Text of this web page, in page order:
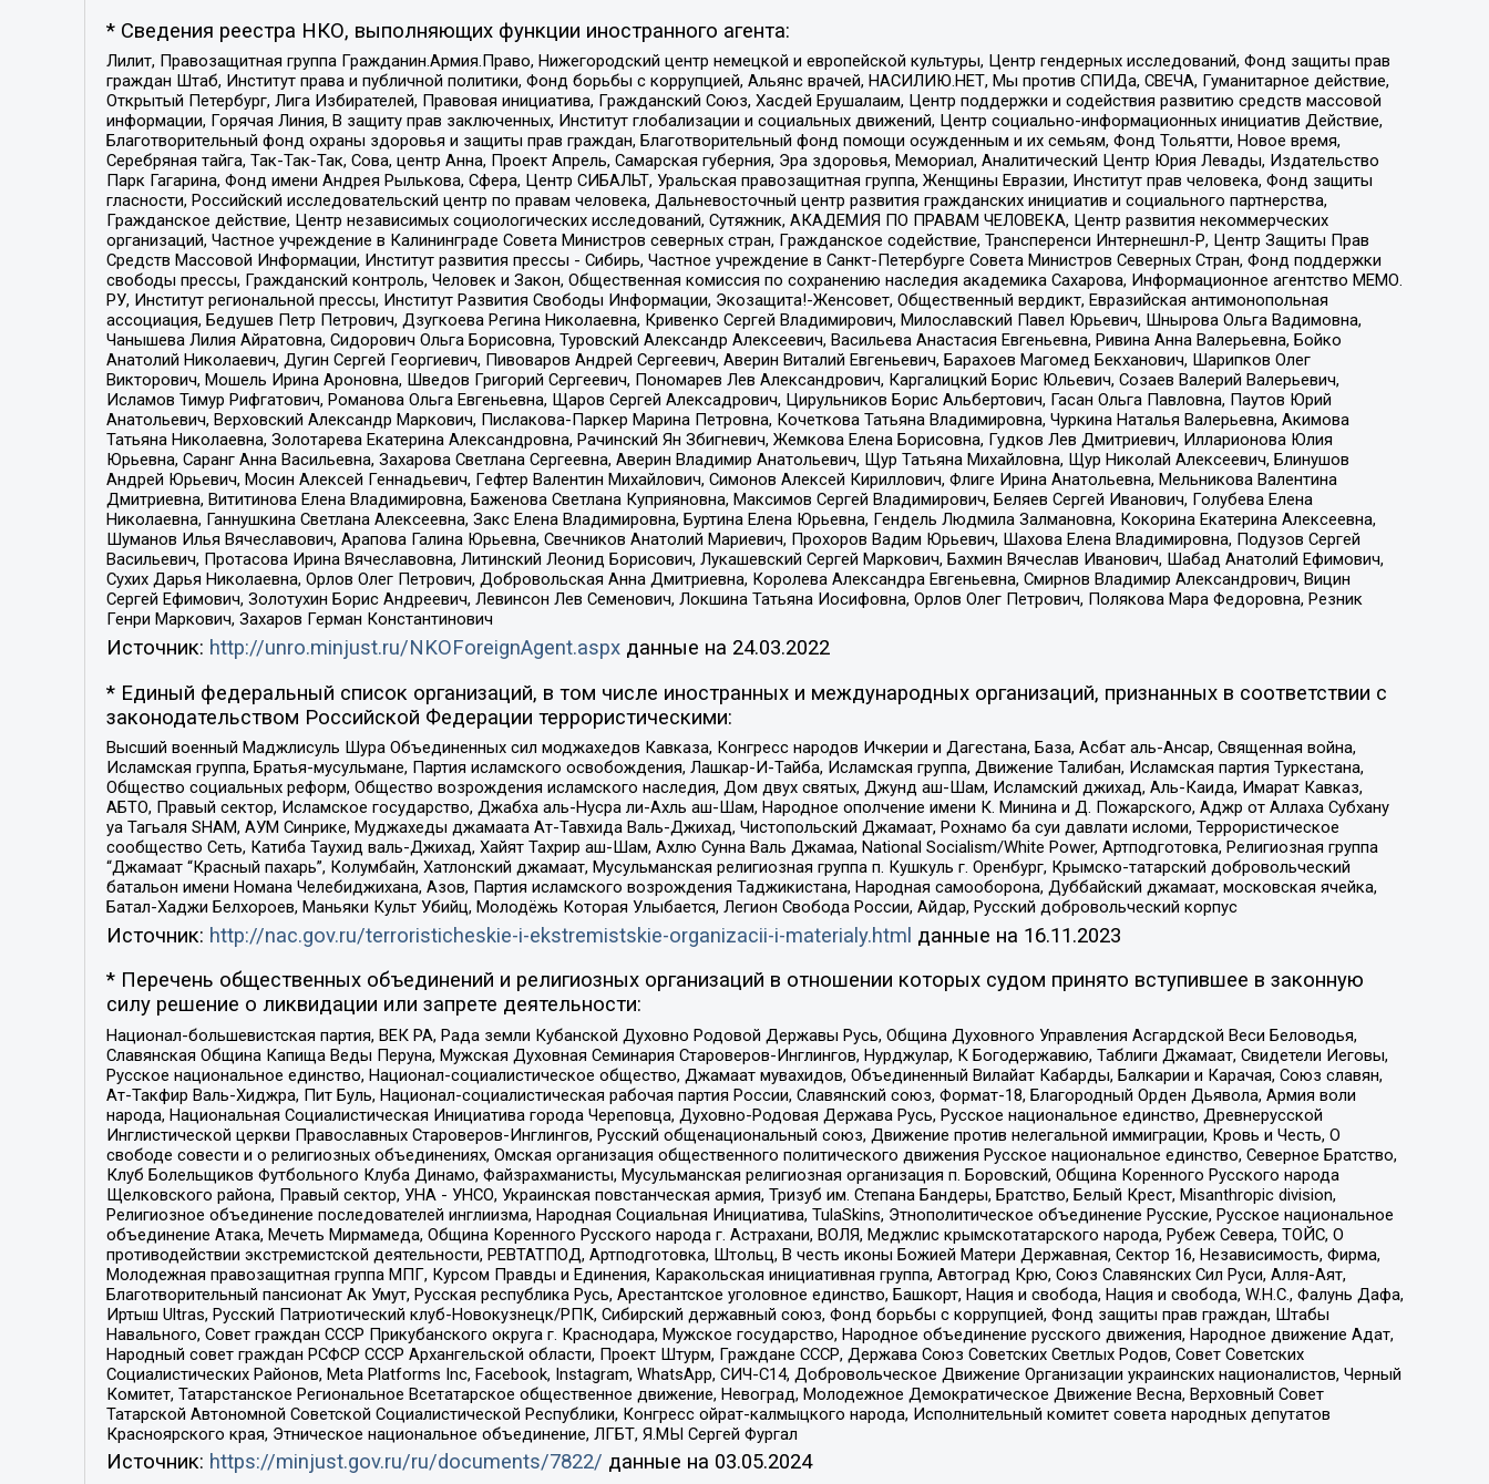
* Сведения реестра НКО, выполняющих функции иностранного агента:
Лилит, Правозащитная группа Гражданин.Армия.Право, Нижегородский центр немецкой и европейской культуры, Центр гендерных исследований, Фонд защиты прав
граждан Штаб, Институт права и публичной политики, Фонд борьбы с коррупцией, Альянс врачей, НАСИЛИЮ.НЕТ, Мы против СПИДа, СВЕЧА, Гуманитарное действие,
Открытый Петербург, Лига Избирателей, Правовая инициатива, Гражданский Союз, Хасдей Ерушалаим, Центр поддержки и содействия развитию средств массовой
информации, Горячая Линия, В защиту прав заключенных, Институт глобализации и социальных движений, Центр социально-информационных инициатив Действие,
Благотворительный фонд охраны здоровья и защиты прав граждан, Благотворительный фонд помощи осужденным и их семьям, Фонд Тольятти, Новое время,
Серебряная тайга, Так-Так-Так, Сова, центр Анна, Проект Апрель, Самарская губерния, Эра здоровья, Мемориал, Аналитический Центр Юрия Левады, Издательство
Парк Гагарина, Фонд имени Андрея Рылькова, Сфера, Центр СИБАЛЬТ, Уральская правозащитная группа, Женщины Евразии, Институт прав человека, Фонд защиты
гласности, Российский исследовательский центр по правам человека, Дальневосточный центр развития гражданских инициатив и социального партнерства,
Гражданское действие, Центр независимых социологических исследований, Сутяжник, АКАДЕМИЯ ПО ПРАВАМ ЧЕЛОВЕКА, Центр развития некоммерческих
организаций, Частное учреждение в Калининграде Совета Министров северных стран, Гражданское содействие, Трансперенси Интернешнл-Р, Центр Защиты Прав
Средств Массовой Информации, Институт развития прессы - Сибирь, Частное учреждение в Санкт-Петербурге Совета Министров Северных Стран, Фонд поддержки
свободы прессы, Гражданский контроль, Человек и Закон, Общественная комиссия по сохранению наследия академика Сахарова, Информационное агентство МЕМО.
РУ, Институт региональной прессы, Институт Развития Свободы Информации, Экозащита!-Женсовет, Общественный вердикт, Евразийская антимонопольная
ассоциация, Бедушев Петр Петрович, Дзугкоева Регина Николаевна, Кривенко Сергей Владимирович, Милославский Павел Юрьевич, Шнырова Ольга Вадимовна,
Чанышева Лилия Айратовна, Сидорович Ольга Борисовна, Туровский Александр Алексеевич, Васильева Анастасия Евгеньевна, Ривина Анна Валерьевна, Бойко
Анатолий Николаевич, Дугин Сергей Георгиевич, Пивоваров Андрей Сергеевич, Аверин Виталий Евгеньевич, Барахоев Магомед Бекханович, Шарипков Олег
Викторович, Мошель Ирина Ароновна, Шведов Григорий Сергеевич, Пономарев Лев Александрович, Каргалицкий Борис Юльевич, Созаев Валерий Валерьевич,
Исламов Тимур Рифгатович, Романова Ольга Евгеньевна, Щаров Сергей Алексадрович, Цирульников Борис Альбертович, Гасан Ольга Павловна, Паутов Юрий
Анатольевич, Верховский Александр Маркович, Пислакова-Паркер Марина Петровна, Кочеткова Татьяна Владимировна, Чуркина Наталья Валерьевна, Акимова
Татьяна Николаевна, Золотарева Екатерина Александровна, Рачинский Ян Збигневич, Жемкова Елена Борисовна, Гудков Лев Дмитриевич, Илларионова Юлия
Юрьевна, Саранг Анна Васильевна, Захарова Светлана Сергеевна, Аверин Владимир Анатольевич, Щур Татьяна Михайловна, Щур Николай Алексеевич, Блинушов
Андрей Юрьевич, Мосин Алексей Геннадьевич, Гефтер Валентин Михайлович, Симонов Алексей Кириллович, Флиге Ирина Анатольевна, Мельникова Валентина
Дмитриевна, Вититинова Елена Владимировна, Баженова Светлана Куприяновна, Максимов Сергей Владимирович, Беляев Сергей Иванович, Голубева Елена
Николаевна, Ганнушкина Светлана Алексеевна, Закс Елена Владимировна, Буртина Елена Юрьевна, Гендель Людмила Залмановна, Кокорина Екатерина Алексеевна,
Шуманов Илья Вячеславович, Арапова Галина Юрьевна, Свечников Анатолий Мариевич, Прохоров Вадим Юрьевич, Шахова Елена Владимировна, Подузов Сергей
Васильевич, Протасова Ирина Вячеславовна, Литинский Леонид Борисович, Лукашевский Сергей Маркович, Бахмин Вячеслав Иванович, Шабад Анатолий Ефимович,
Сухих Дарья Николаевна, Орлов Олег Петрович, Добровольская Анна Дмитриевна, Королева Александра Евгеньевна, Смирнов Владимир Александрович, Вицин
Сергей Ефимович, Золотухин Борис Андреевич, Левинсон Лев Семенович, Локшина Татьяна Иосифовна, Орлов Олег Петрович, Полякова Мара Федоровна, Резник
Генри Маркович, Захаров Герман Константинович
Источник: http://unro.minjust.ru/NKOForeignAgent.aspxданные на 24.03.2022
* Единый федеральный список организаций, в том числе иностранных и международных организаций, признанных в соответствии с
законодательством Российской Федерации террористическими:
Высший военный Маджлисуль Шура Объединенных сил моджахедов Кавказа, Конгресс народов Ичкерии и Дагестана, База, Асбат аль-Ансар, Священная война,
Исламская группа, Братья-мусульмане, Партия исламского освобождения, Лашкар-И-Тайба, Исламская группа, Движение Талибан, Исламская партия Туркестана,
Общество социальных реформ, Общество возрождения исламского наследия, Дом двух святых, Джунд аш-Шам, Исламский джихад, Аль-Каида, Имарат Кавказ,
АБТО, Правый сектор, Исламское государство, Джабха аль-Нусра ли-Ахль аш-Шам, Народное ополчение имени К. Минина и Д. Пожарского, Аджр от Аллаха Субхану
уа Тагьаля SHAM, АУМ Синрике, Муджахеды джамаата Ат-Тавхида Валь-Джихад, Чистопольский Джамаат, Рохнамо ба суи давлати исломи, Террористическое
сообщество Сеть, Катиба Таухид валь-Джихад, Хайят Тахрир аш-Шам, Ахлю Сунна Валь Джамаа, National Socialism/White Power, Артподготовка, Религиозная группа
“Джамаат “Красный пахарь”, Колумбайн, Хатлонский джамаат, Мусульманская религиозная группа п. Кушкуль г. Оренбург, Крымско-татарский добровольческий
батальон имени Номана Челебиджихана, Азов, Партия исламского возрождения Таджикистана, Народная самооборона, Дуббайский джамаат, московская ячейка,
Батал-Хаджи Белхороев, Маньяки Культ Убийц, Молодёжь Которая Улыбается, Легион Свобода России, Айдар, Русский добровольческий корпус
Источник: http://nac.gov.ru/terroristicheskie-i-ekstremistskie-organizacii-i-materialy.html данные на 16.11.2023
* Перечень общественных объединений и религиозных организаций в отношении которых судом принято вступившее в законную
силу решение о ликвидации или запрете деятельности:
Национал-большевистская партия, ВЕК РА, Рада земли Кубанской Духовно Родовой Державы Русь, Община Духовного Управления Асгардской Веси Беловодья,
Славянская Община Капища Веды Перуна, Мужская Духовная Семинария Староверов-Инглингов, Нурджулар, К Богодержавию, Таблиги Джамаат, Свидетели Иеговы,
Русское национальное единство, Национал-социалистическое общество, Джамаат мувахидов, Объединенный Вилайат Кабарды, Балкарии и Карачая, Союз славян,
Ат-Такфир Валь-Хиджра, Пит Буль, Национал-социалистическая рабочая партия России, Славянский союз, Формат-18, Благородный Орден Дьявола, Армия воли
народа, Национальная Социалистическая Инициатива города Череповца, Духовно-Родовая Держава Русь, Русское национальное единство, Древнерусской
Инглистической церкви Православных Староверов-Инглингов, Русский общенациональный союз, Движение против нелегальной иммиграции, Кровь и Честь, О
свободе совести и о религиозных объединениях, Омская организация общественного политического движения Русское национальное единство, Северное Братство,
Клуб Болельщиков Футбольного Клуба Динамо, Файзрахманисты, Мусульманская религиозная организация п. Боровский, Община Коренного Русского народа
Щелковского района, Правый сектор, УНА - УНСО, Украинская повстанческая армия, Тризуб им. Степана Бандеры, Братство, Белый Крест, Misanthropic division,
Религиозное объединение последователей инглиизма, Народная Социальная Инициатива, TulaSkins, Этнополитическое объединение Русские, Русское национальное
объединение Атака, Мечеть Мирмамеда, Община Коренного Русского народа г. Астрахани, ВОЛЯ, Меджлис крымскотатарского народа, Рубеж Севера, ТОЙС, О
противодействии экстремистской деятельности, РЕВТАТПОД, Артподготовка, Штольц, В честь иконы Божией Матери Державная, Сектор 16, Независимость, Фирма,
Молодежная правозащитная группа МПГ, Курсом Правды и Единения, Каракольская инициативная группа, Автоград Крю, Союз Славянских Сил Руси, Алля-Аят,
Благотворительный пансионат Ак Умут, Русская республика Русь, Арестантское уголовное единство, Башкорт, Нация и свобода, Нация и свобода, W.H.С., Фалунь Дафа,
Иртыш Ultras, Русский Патриотический клуб-Новокузнецк/РПК, Сибирский державный союз, Фонд борьбы с коррупцией, Фонд защиты прав граждан, Штабы
Навального, Совет граждан СССР Прикубанского округа г. Краснодара, Мужское государство, Народное объединение русского движения, Народное движение Адат,
Народный совет граждан РСФСР СССР Архангельской области, Проект Штурм, Граждане СССР, Держава Союз Советских Светлых Родов, Совет Советских
Социалистических Районов, Meta Platforms Inc, Facebook, Instagram, WhatsApp, СИЧ-С14, Добровольческое Движение Организации украинских националистов, Черный
Комитет, Татарстанское Региональное Всетатарское общественное движение, Невоград, Молодежное Демократическое Движение Весна, Верховный Совет
Татарской Автономной Советской Социалистической Республики, Конгресс ойрат-калмыцкого народа, Исполнительный комитет совета народных депутатов
Красноярского края, Этническое национальное объединение, ЛГБТ, Я.МЫ Сергей Фургал
Источник: https://minjust.gov.ru/ru/documents/7822/ данные на 03.05.2024